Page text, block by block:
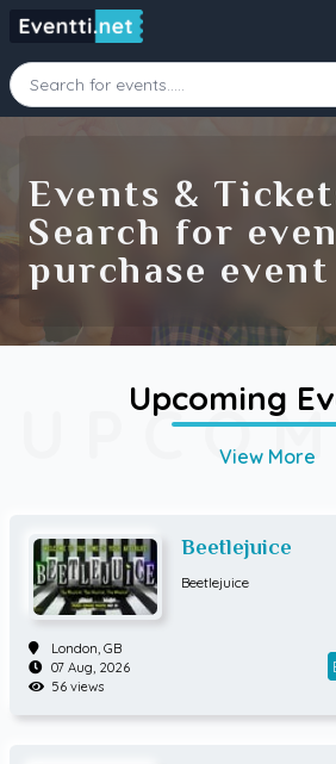
Events &
Search for
purchase
Upcoming
View More
Beetlejuice
Beetlejuice
London, GB
07 Aug, 2026
56 views